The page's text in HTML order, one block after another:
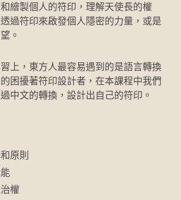
繪製個人的符印，理解天使長的權
過符印來啟發個人隱密的力量，或是
。
上，東方人最容易遇到的是語言轉換
困擾著符印設計者，在本課程中我們
中文的轉換，設計出自己的符印。
原則
權